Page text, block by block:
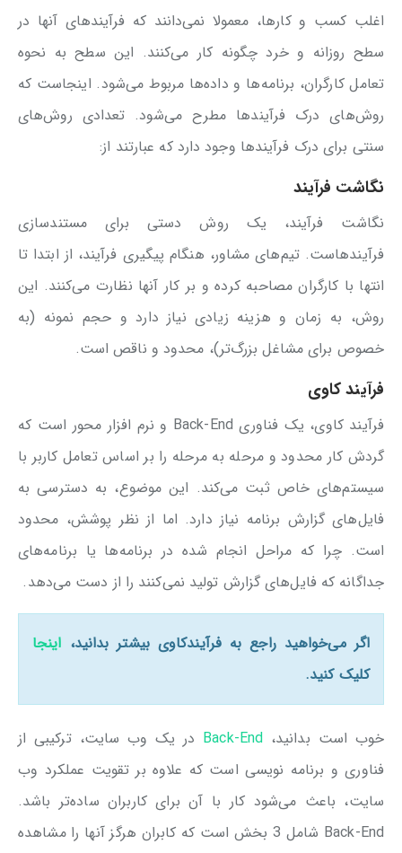
اغلب کسب و کارها، معمولا نمی‌دانند که فرآیندهای آنها در
سطح روزانه و خرد چگونه کار می‌کنند. این سطح به نحوه
تعامل کارگران، برنامه‌ها و داده‌ها مربوط می‌شود. اینجاست که
روش‌های درک فرآیندها مطرح می‌شود. تعدادی روش‌های
سنتی برای درک فرآیندها وجود دارد که عبارتند از:
نگاشت فرآیند
نگاشت فرآیند، یک روش دستی برای مستندسازی
فرآیندهاست. تیم‌های مشاور، هنگام پیگیری فرآیند، از ابتدا تا
انتها با کارگران مصاحبه کرده و بر کار آنها نظارت می‌کنند. این
روش، به زمان و هزینه زیادی نیاز دارد و حجم نمونه (به
خصوص برای مشاغل بزرگ‌تر)، محدود و ناقص است.
فرآیند کاوی
فرآیند کاوی، یک فناوری Back-End و نرم افزار محور است که
گردش کار محدود و مرحله به مرحله را بر اساس تعامل کاربر با
سیستم‌های خاص ثبت می‌کند. این موضوع، به دسترسی به
فایل‌های گزارش برنامه نیاز دارد. اما از نظر پوشش، محدود
است. چرا که مراحل انجام شده در برنامه‌ها یا برنامه‌های
جداگانه که فایل‌های گزارش تولید نمی‌کنند را از دست می‌دهد.
اگر می‌خواهید راجع به فرآیندکاوی بیشتر بدانید، اینجا
کلیک کنید.
خوب است بدانید، Back-End در یک وب سایت، ترکیبی از
فناوری و برنامه نویسی است که علاوه بر تقویت عملکرد وب
سایت، باعث می‌شود کار با آن برای کاربران ساده‌تر باشد.
Back-End شامل 3 بخش است که کابران هرگز آنها را مشاهده